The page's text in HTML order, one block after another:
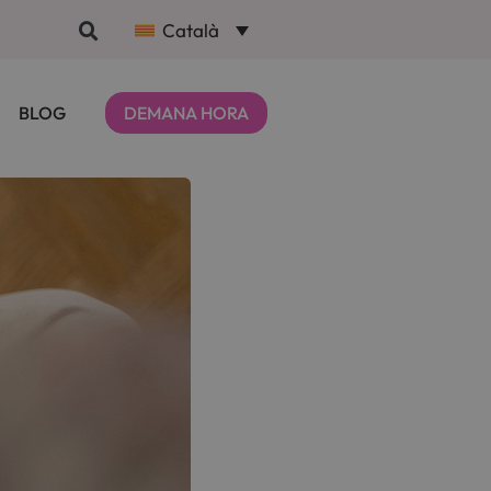
Català
BLOG DEMANA HORA